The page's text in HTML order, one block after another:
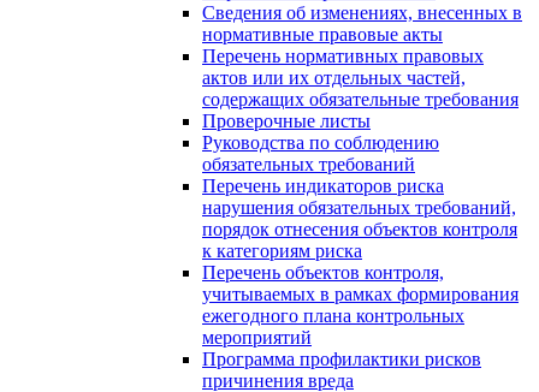
Сведения об изменениях, внесенных в
нормативные правовые акты
Перечень нормативных правовых
актов или их отдельных частей,
содержащих обязательные требования
Проверочные листы
Руководства по соблюдению
обязательных требований
Перечень индикаторов риска
нарушения обязательных требований,
порядок отнесения объектов контроля
к категориям риска
Перечень объектов контроля,
учитываемых в рамках формирования
ежегодного плана контрольных
мероприятий
Программа профилактики рисков
причинения вреда